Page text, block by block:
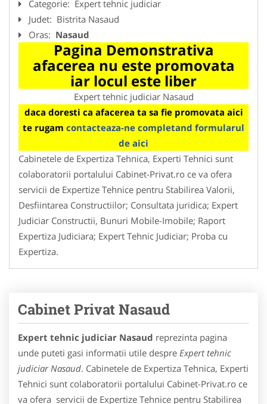
Categorie: Expert tehnic judiciar
Judet: Bistrita Nasaud
Oras: Nasaud
Pagina Demonstrativa
afacerea nu este promovata
iar locul este liber
Expert tehnic judiciar Nasaud
daca doresti ca afacerea ta sa fie promovata aici
te rugam contacteaza-ne completand formularul
de aici
Cabinetele de Expertiza Tehnica, Experti Tehnici sunt
colaboratorii portalului Cabinet-Privat.ro ce va ofera
servicii de Expertize Tehnice pentru Stabilirea Valorii,
Desfiintarea Constructiilor; Consultata juridica; Expert
Judiciar Constructii, Bunuri Mobile-Imobile; Raport
Expertiza Judiciara; Expert Tehnic Judiciar; Proba cu
Expertiza.
Cabinet Privat Nasaud
Expert tehnic judiciar Nasaud reprezinta pagina
unde puteti gasi informatii utile despre Expert tehnic
judiciar Nasaud. Cabinetele de Expertiza Tehnica, Experti
Tehnici sunt colaboratorii portalului Cabinet-Privat.ro ce
va ofera servicii de Expertize Tehnice pentru Stabilirea